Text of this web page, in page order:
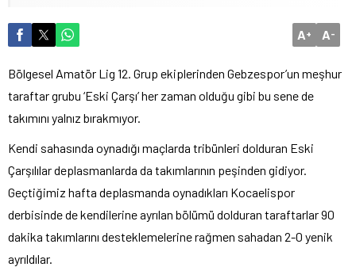
A+ A-
Bölgesel Amatör Lig 12. Grup ekiplerinden Gebzespor’un meşhur
taraftar grubu ‘Eski Çarşı’ her zaman olduğu gibi bu sene de
takımını yalnız bırakmıyor.
Kendi sahasında oynadığı maçlarda tribünleri dolduran Eski
Çarşılılar deplasmanlarda da takımlarının peşinden gidiyor.
Geçtiğimiz hafta deplasmanda oynadıkları Kocaelispor
derbisinde de kendilerine ayrılan bölümü dolduran taraftarlar 90
dakika takımlarını desteklemelerine rağmen sahadan 2-0 yenik
ayrıldılar.